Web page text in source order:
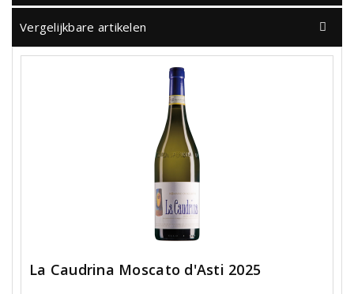
Vergelijkbare artikelen
La Caudrina Moscato d'Asti 2025